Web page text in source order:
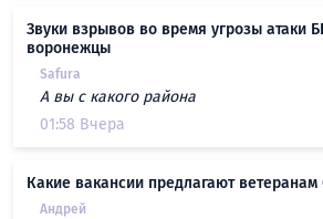
Звуки взрывов во время угрозы атаки
воронежцы
Safura
А вы с какого района
01:58 Вчера
Какие вакансии предлагают
Андрей